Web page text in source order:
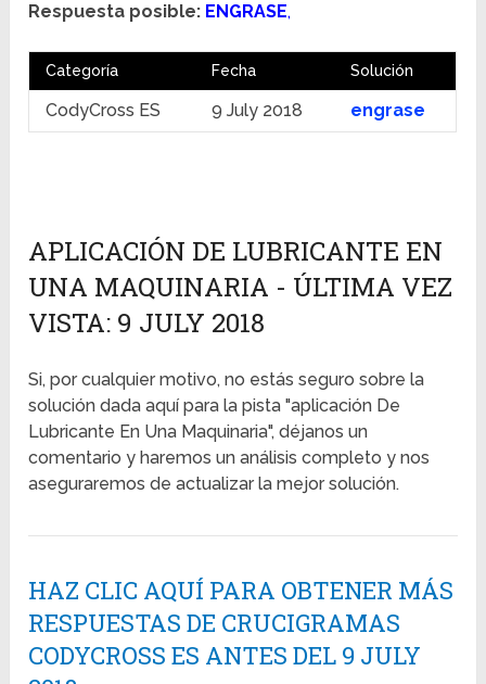
Respuesta posible: ENGRASE,
Categoría Fecha Solución
CodyCross ES 9 July 2018 engrase
APLICACIÓN DE LUBRICANTE EN
UNA MAQUINARIA - ÚLTIMA VEZ
VISTA: 9 JULY 2018
Si, por cualquier motivo, no estás seguro sobre la
solución dada aquí para la pista "aplicación De
Lubricante En Una Maquinaria", déjanos un
comentario y haremos un análisis completo y nos
aseguraremos de actualizar la mejor solución.
HAZ CLIC AQUÍ PARA OBTENER MÁS
RESPUESTAS DE CRUCIGRAMAS
CODYCROSS ES ANTES DEL 9 JULY